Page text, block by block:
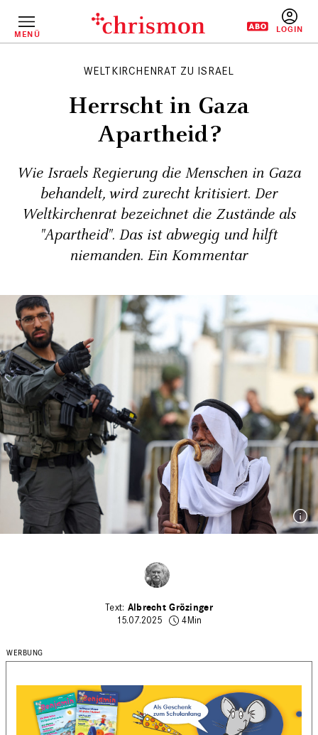
InhaltMENÜ
WELTKIRCHENRAT ZU ISRAEL
Herrscht in Gaza
Apartheid?
Wie Israels Regierung die Menschen in Gaza
behandelt, wird zurecht kritisiert. Der
Weltkirchenrat bezeichnet die Zustände als
"Apartheid". Das ist abwegig und hilft
niemanden. Ein Kommentar
Albrecht Grözinger
15.07.2025
4Min